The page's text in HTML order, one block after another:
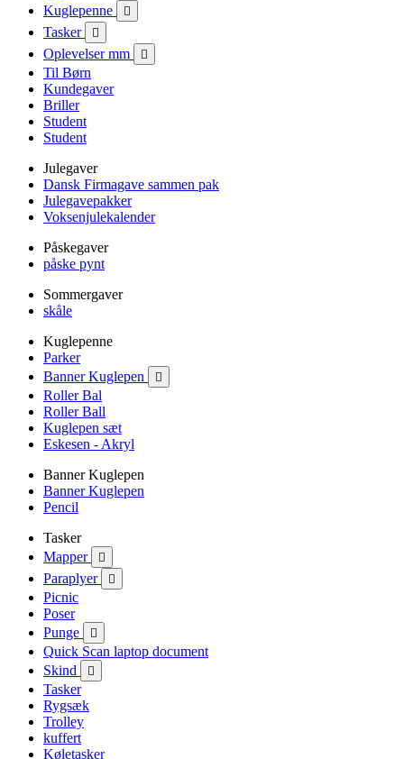
Kuglepenne

Tasker 
Oplevelser mm 
Til Børn
Kundegaver
Briller
Student
Student
Julegaver
Dansk Firmagave sammen pak
Julegavepakker
Voksenjulekalender
Påskegaver
påske pynt
Sommergaver
skåle
Kuglepenne
Parker
Banner Kuglepen

Roller Bal
Roller Ball
Kuglepen sæt
Eskesen - Akryl
Banner Kuglepen
Banner Kuglepen
Pencil
Tasker
Mapper

Paraplyer 
Picnic
Poser
Punge

Quick Scan laptop document
Skind

Tasker
Rygsæk
Trolley
kuffert
Køletasker